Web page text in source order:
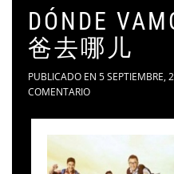
DÓNDE
爸去哪儿
PUBLICADO EN 5 SEPTIEMBRE,
COMENTARIO